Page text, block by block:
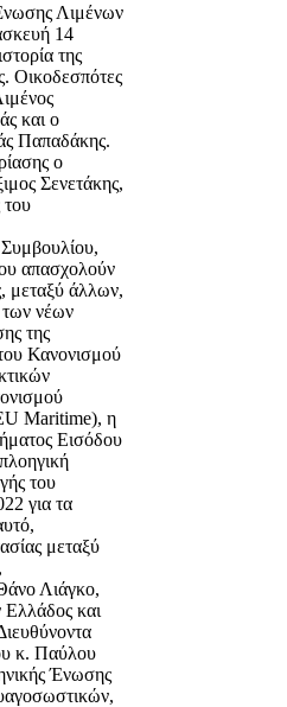
Λιμένων
14
της
Οικοδεσπότες
και ο
Παπαδάκης.
ο
Σενετάκης,
του
απασχολούν
μεταξύ άλλων,
των νέων
της
Κανονισμού
Maritime), η
Εισόδου
του
για τα
μεταξύ
Λιάγκο,
και
κ. Παύλου
Ένωσης